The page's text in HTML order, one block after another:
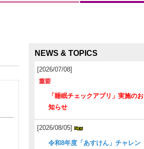
NEWS & TOPICS
[2026/07/08]
「睡眠チェックアプリ」実施のお
知らせ
[2026/08/05]
令和8年度「あすけん」チャレン